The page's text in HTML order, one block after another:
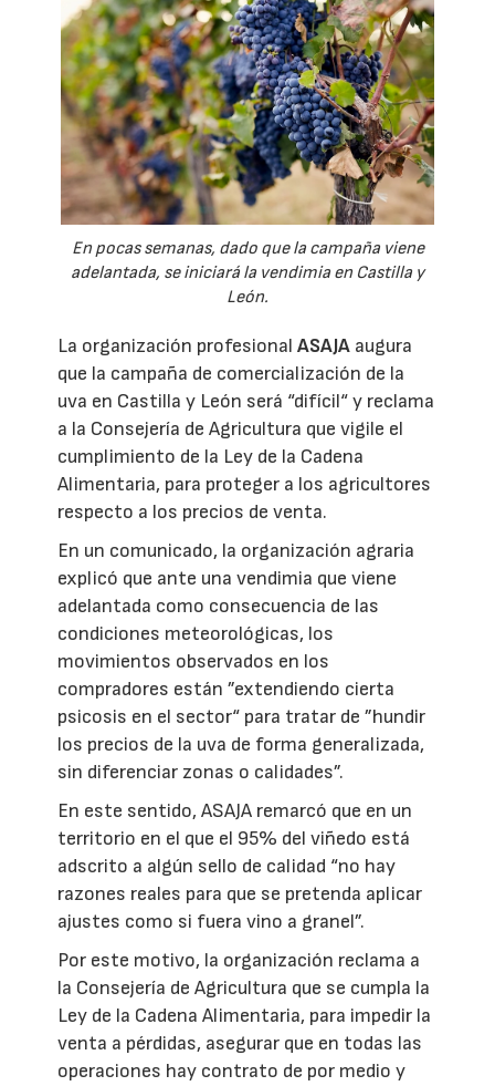
En pocas semanas, dado que la campaña viene
adelantada, se iniciará la vendimia en Castilla y
León.
La organización profesionalASAJA augura
que la campaña de comercialización de la
uva en Castilla y León será “difícil“ y reclama
a la Consejería de Agricultura que vigile el
cumplimiento de la Ley de la Cadena
Alimentaria, para proteger a los agricultores
respecto a los precios de venta.
En un comunicado, la organización agraria
explicó que ante una vendimia que viene
adelantada como consecuencia de las
condiciones meteorológicas, los
movimientos observados en los
compradores están ”extendiendo cierta
psicosis en el sector“ para tratar de ”hundir
los precios de la uva de forma generalizada,
sin diferenciar zonas o calidades”.
En este sentido, ASAJA remarcó que en un
territorio en el que el 95% del viñedo está
adscrito a algún sello de calidad “no hay
razones reales para que se pretenda aplicar
ajustes como si fuera vino a granel”.
Por este motivo, la organización reclama a
la Consejería de Agricultura que se cumpla la
Ley de la Cadena Alimentaria, para impedir la
venta a pérdidas, asegurar que en todas las
operaciones hay contrato de por medio y